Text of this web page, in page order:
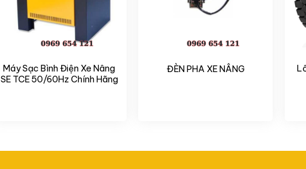
Máy Sạc Bình Điện Xe Nâng
SE TCE 50/60Hz Chính Hãng
ĐÈN PHA XE NÂNG